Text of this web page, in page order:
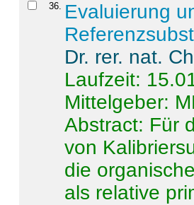
36. Evaluierung
Dr. rer. nat.
Laufzeit:
Mittelgeber:
Abstract: Für
von
die
als relative